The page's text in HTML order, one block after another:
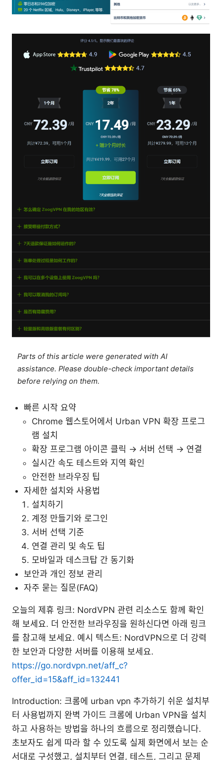
Parts of this article were generated with AI
assistance. Please double-check important details
before relying on them.
빠른 시작 요약
Chrome 웹스토어에서 Urban VPN 확장 프로그
램 설치
확장 프로그램 아이콘 클릭 → 서버 선택 → 연결
실시간 속도 테스트와 지역 확인
안전한 브라우징 팁
자세한 설치와 사용법
설치하기
계정 만들기와 로그인
서버 선택 기준
연결 관리 및 속도 팁
모바일과 데스크탑 간 동기화
보안과 개인 정보 관리
자주 묻는 질문(FAQ)
오늘의 제휴 링크: NordVPN 관련 리소스도 함께 확인
해 보세요. 더 안전한 브라우징을 원하신다면 아래 링크
를 참고해 보세요. 예시 텍스트: NordVPN으로 더 강력
한 보안과 다양한 서버를 이용해 보세요.
https://go.nordvpn.net/aff_c?
offer_id=15&aff_id=132441
Introduction: 크롬에 urban vpn 추가하기 쉬운 설치부
터 사용법까지 완벽 가이드 크롬에 Urban VPN을 설치
하고 사용하는 방법을 하나의 흐름으로 정리했습니다.
초보자도 쉽게 따라 할 수 있도록 실제 화면에서 보는 순
서대로 구성했고, 설치부터 연결, 테스트, 그리고 문제